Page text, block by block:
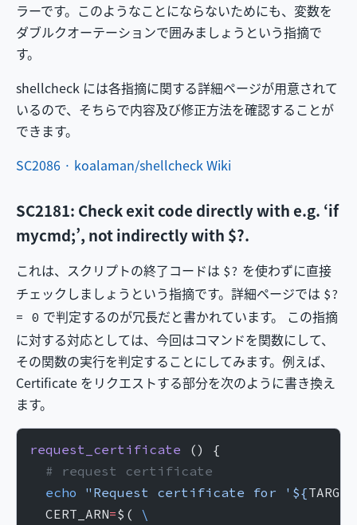
ラーです。このようなことにならないためにも、変数を
ダブルクオーテーションで囲みましょうという指摘で
す。
shellcheck には各指摘に関する詳細ページが用意されて
いるので、そちらで内容及び修正方法を確認することが
できます。
SC2086 · koalaman/shellcheck Wiki
SC2181: Check exit code directly with e.g. ‘if
mycmd;’, not indirectly with $?.
これは、スクリプトの終了コードは $? を使わずに直接
チェックしましょうという指摘です。詳細ページでは $?
= 0 で判定するのが冗長だと書かれています。 この指摘
に対する対応としては、今回はコマンドを関数にして、
その関数の実行を判定することにしてみます。例えば、
Certificate をリクエストする部分を次のように書き換え
ます。
request_certificate () {
  # request certificate
  echo
"Request certificate for '${
  CERT_ARN
=$( \